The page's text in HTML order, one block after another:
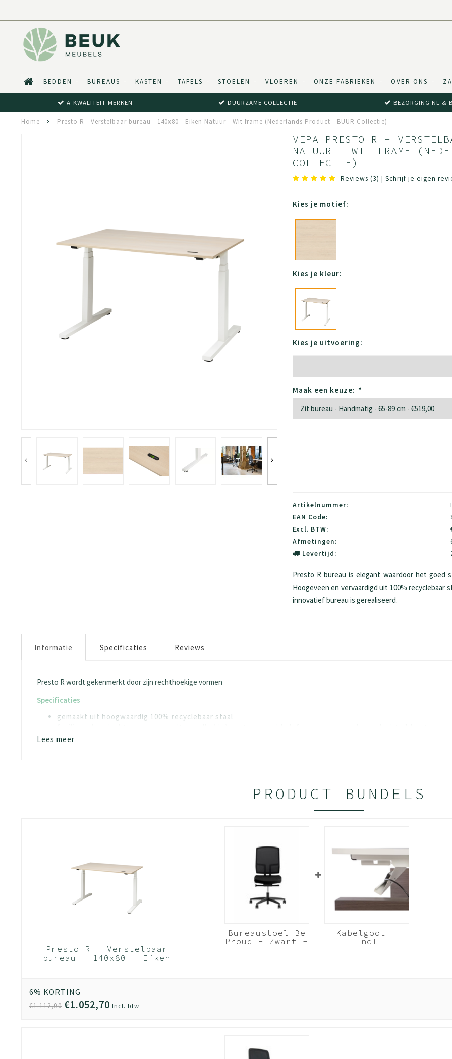
BEDDEN BUREAUS KASTEN TAFELS STOELEN VLOEREN ONZE FABRIEKEN OVER ONS
A-KWALITEIT MERKEN DUURZAME COLLECTIE BEZORGING NL &
Home Presto R - Verstelbaar bureau - 140x80 - Eiken Natuur - Wit frame (Nederlands Product - BUUR Collectie)
VEPA PRESTO R -
NATUUR - WIT FRAME
COLLECTIE)
Reviews (3) | Schrijf je eigen
Kies je motief:
Kies je kleur:
Kies je uitvoering:
Maak een keuze: *
Artikelnummer:
EAN Code:
Excl. BTW:
Afmetingen:
Levertijd:
Presto R bureau is elegant waardoor het
Hoogeveen en vervaardigd uit 100%
innovatief bureau is gerealiseerd.
Informatie Specificaties Reviews
Presto R wordt gekenmerkt door zijn rechthoekige vormen
Specificaties
gemaakt uit hoogwaardig 100% recyclebaar staal
uitermate stabiel door speciaal ontwikkelde centrale traverse met bladdragers
kleuren volgens kleurenkaarten “Decoren Kerncollectie” en “Decoren Trendcollectie”
vervaardigd uit hoogwaardig gekalibreerd staal afgewerkt d.m.v. een slagvaste poedercoating
bladdragers aan zichtzijden, staanders en voeten geëpoxeerd; kleuren volgens kleurenkaart “Epoxy en lak –
bladtraverse zwart geëpoxeerd
Lees meer
PRODUCT BUNDELS
Presto R - Verstelbaar
bureau - 140x80 - Eiken
Bureaustoel Be
Proud - Zwart -
Kabelgoot -
Incl
6% KORTING
€1.112,00 €1.052,70 Incl. btw